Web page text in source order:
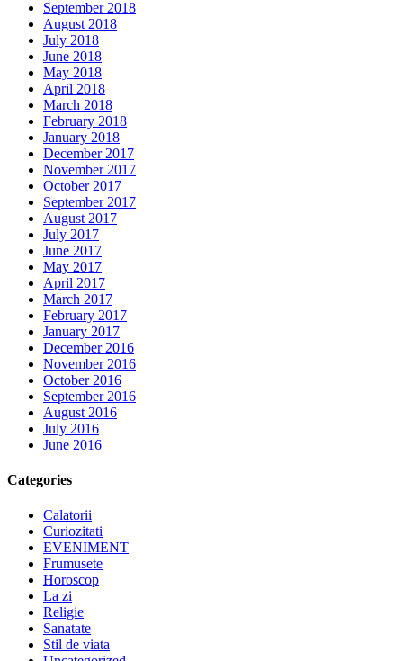
September 2018
August 2018
July 2018
June 2018
May 2018
April 2018
March 2018
February 2018
January 2018
December 2017
November 2017
October 2017
September 2017
August 2017
July 2017
June 2017
May 2017
April 2017
March 2017
February 2017
January 2017
December 2016
November 2016
October 2016
September 2016
August 2016
July 2016
June 2016
Categories
Calatorii
Curiozitati
EVENIMENT
Frumusete
Horoscop
La zi
Religie
Sanatate
Stil de viata